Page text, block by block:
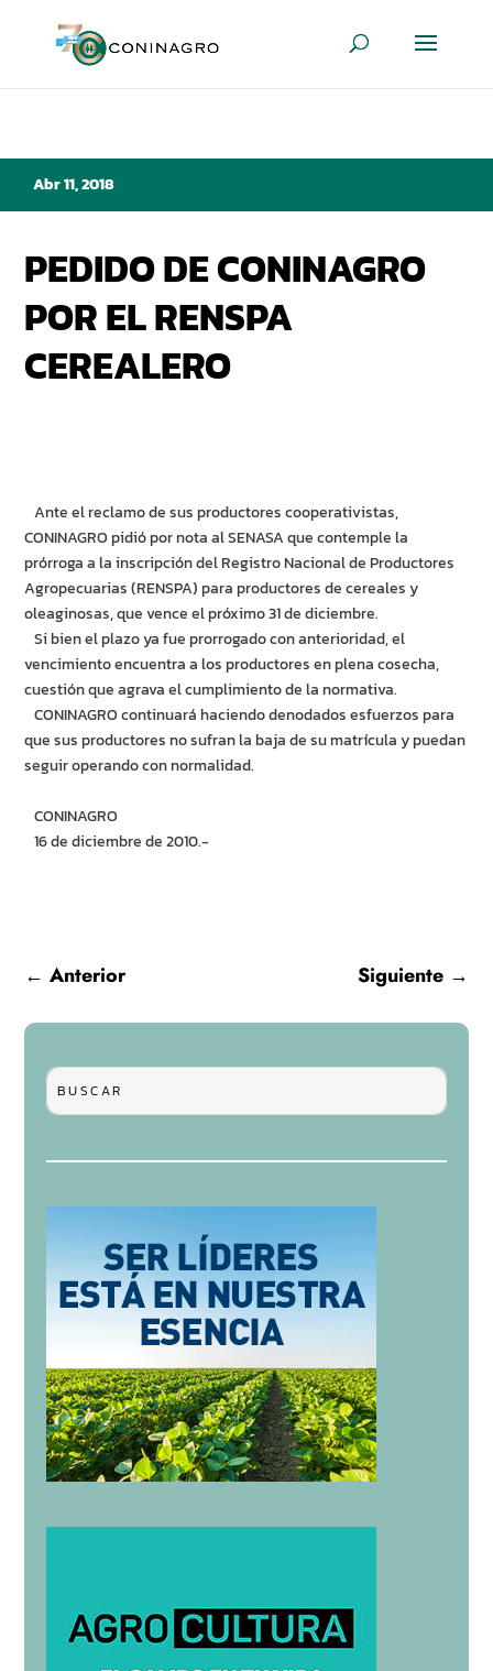
Abr 11, 2018
PEDIDO DE CONINAGRO
POR EL RENSPA
CEREALERO
Ante el reclamo de sus productores cooperativistas,
CONINAGRO pidió por nota al SENASA que contemple la
prórroga a la inscripción del Registro Nacional de Productores
Agropecuarias (RENSPA) para productores de cereales y
oleaginosas, que vence el próximo 31 de diciembre.
Si bien el plazo ya fue prorrogado con anterioridad, el
vencimiento encuentra a los productores en plena cosecha,
cuestión que agrava el cumplimiento de la normativa.
CONINAGRO continuará haciendo denodados esfuerzos para
que sus productores no sufran la baja de su matrícula y puedan
seguir operando con normalidad.
CONINAGRO
16 de diciembre de 2010.-
←Anterior Siguiente→